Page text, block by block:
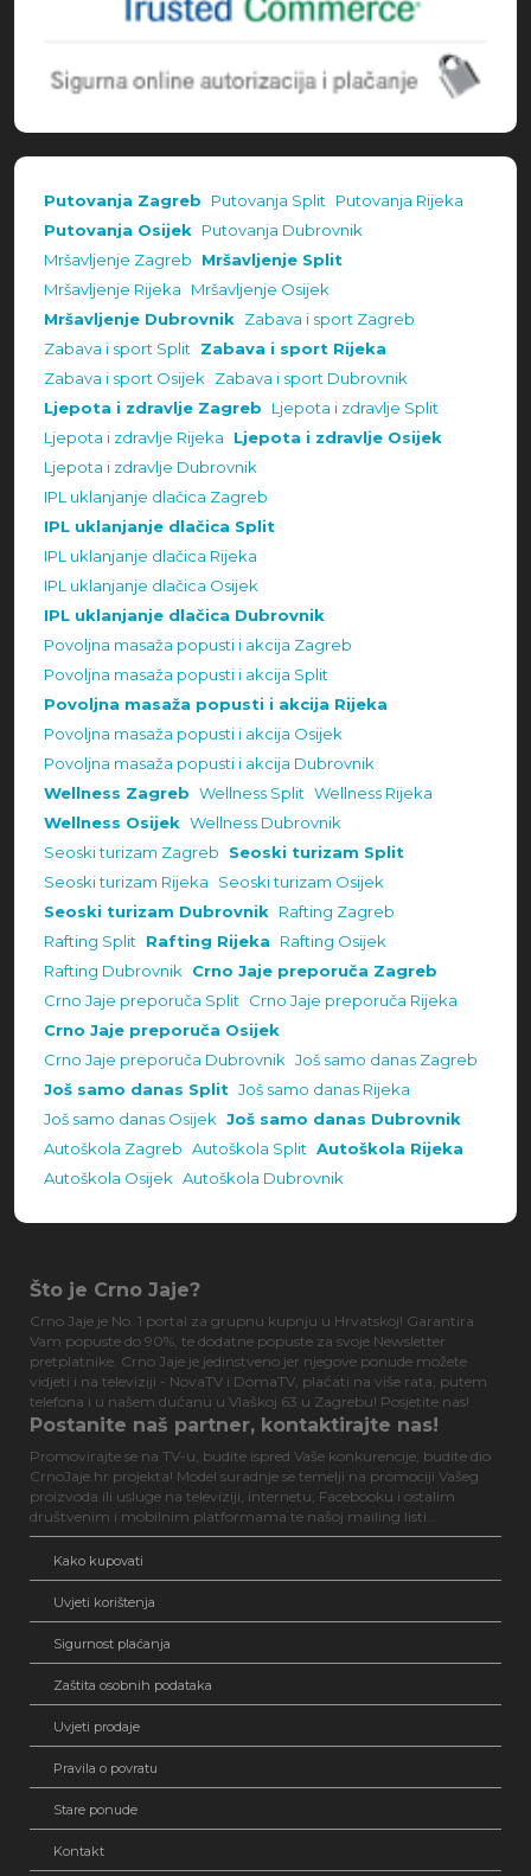
Putovanja Zagreb Putovanja Split Putovanja Rijeka
Putovanja Osijek Putovanja Dubrovnik
Mršavljenje Zagreb
Mršavljenje Split
Mršavljenje Rijeka
Mršavljenje Osijek
Mršavljenje Dubrovnik Zabava i sport Zagreb
Zabava i sport Split Zabava i sport Rijeka
Zabava i sport Osijek Zabava i sport Dubrovnik
Ljepota i zdravlje Zagreb
Ljepota i zdravlje Split
Ljepota i zdravlje Rijeka
Ljepota i zdravlje Osijek
Ljepota i zdravlje Dubrovnik
IPL uklanjanje dlačica Zagreb
IPL uklanjanje dlačica Split
IPL uklanjanje dlačica Rijeka
IPL uklanjanje dlačica Osijek
IPL uklanjanje dlačica Dubrovnik
Povoljna masaža popusti i akcija Zagreb
Povoljna masaža popusti i akcija Split
Povoljna masaža popusti i akcija Rijeka
Povoljna masaža popusti i akcija Osijek
Povoljna masaža popusti i akcija Dubrovnik
Wellness Zagreb Wellness Split Wellness Rijeka
Wellness Osijek Wellness Dubrovnik
Seoski turizam Zagreb
Seoski turizam Split
Seoski turizam Rijeka
Seoski turizam Osijek
Seoski turizam Dubrovnik Rafting Zagreb
Rafting Split Rafting Rijeka
Rafting Osijek
Rafting Dubrovnik Crno Jaje preporuča Zagreb
Crno Jaje preporuča Split Crno Jaje preporuča Rijeka
Crno Jaje preporuča Osijek
Crno Jaje preporuča Dubrovnik Još samo danas Zagreb
Još samo danas Split Još samo danas Rijeka
Još samo danas Osijek Još samo danas Dubrovnik
Autoškola Zagreb Autoškola Split Autoškola Rijeka
Autoškola Osijek Autoškola Dubrovnik
Što je Crno Jaje?
Crno Jaje je No. 1 portal za grupnu kupnju u Hrvatskoj! Garantira
Vam popuste do 90%, te dodatne popuste za svoje Newsletter
pretplatnike. Crno Jaje je jedinstveno jer njegove ponude možete
vidjeti i na televiziji - NovaTV i DomaTV, plaćati na više rata, putem
telefona i u našem dućanu u Vlaškoj 63 u Zagrebu! Posjetite nas!
Postanite naš partner, kontaktirajte nas!
Promovirajte se na TV-u, budite ispred Vaše konkurencije, budite dio
CrnoJaje.hr projekta! Model suradnje se temelji na promociji Vašeg
proizvoda ili usluge na televiziji, internetu, Facebooku i ostalim
društvenim i mobilnim platformama te našoj mailing listi...
Kako kupovati
Uvjeti korištenja
Sigurnost plaćanja
Zaštita osobnih podataka
Uvjeti prodaje
Pravila o povratu
Stare ponude
Kontakt